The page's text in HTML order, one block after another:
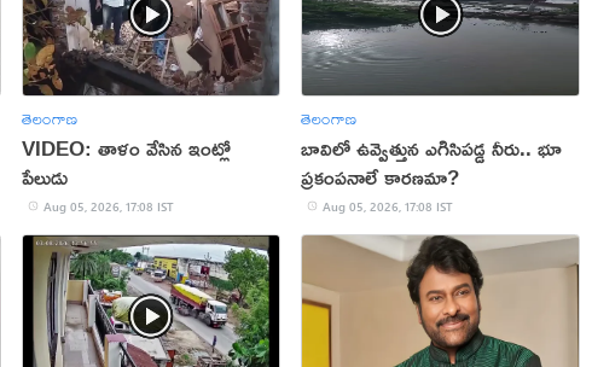
తెలంగాణ
VIDEO: తాళం వేసిన ఇంట్లో
పేలుడు
Aug 05, 2026, 17:08 IST
తెలంగాణ
బావిలో ఉవ్వెత్తున ఎగిసిపడ్డ నీరు.. భూ
ప్రకంపనాలే కారణమా?
Aug 05, 2026, 17:08 IST